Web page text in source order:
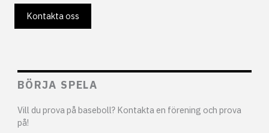
Kontakta oss
BÖRJA SPELA
Vill du prova på baseboll? Kontakta en förening och prova
på!